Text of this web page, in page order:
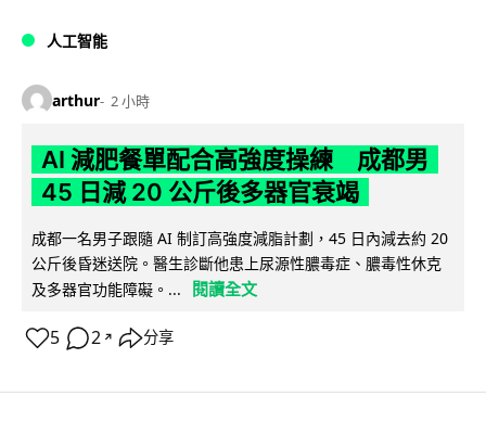
人工智能
arthur 2 小時
AI 減肥餐單配合高強度操練 成都男
45 日減 20 公斤後多器官衰竭
成都一名男子跟隨 AI 制訂高強度減脂計劃，45 日內減去約 20
公斤後昏迷送院。醫生診斷他患上尿源性膿毒症、膿毒性休克
及多器官功能障礙。...
閱讀全文
5 2 ↗ 分享